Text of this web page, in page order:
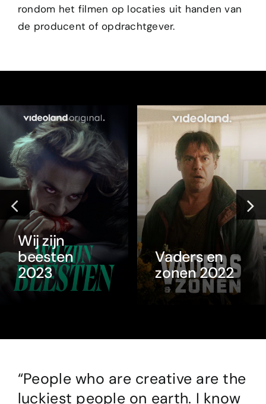
rondom het filmen op locaties uit handen van
de producent of opdrachtgever.
Wij zijn
beesten
2023
Vaders en
zonen 2022
“People who are creative are the
luckiest people on earth. I know
“Nog nooit was een filmploeg zo
rustig te werk gegaan als jullie
“Super fijn allemaal en bedankt
voor de snelle afhandeling.